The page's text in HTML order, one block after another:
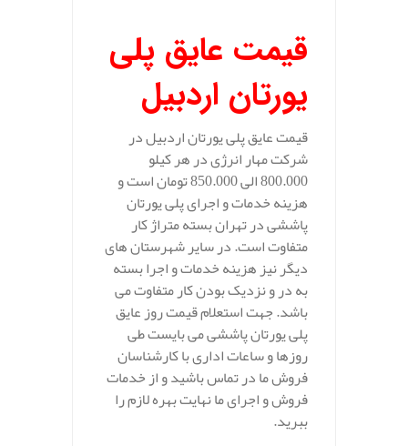
قیمت عایق پلی
یورتان اردبیل
قیمت عایق پلی یورتان اردبیل در
شرکت مهار انرژی در هر کیلو
800.000 الی 850.000 تومان است و
هزینه خدمات و اجرای پلی یورتان
پاششی در تهران بسته متراژ کار
متفاوت است. در سایر شهرستان های
دیگر نیز هزینه خدمات و اجرا بسته
به در و نزدیک بودن کار متفاوت می
باشد. جهت استعلام قیمت روز عایق
پلی یورتان پاششی می بایست طی
روزها و ساعات اداری با کارشناسان
فروش ما در تماس باشید و از خدمات
فروش و اجرای ما نهایت بهره لازم را
ببرید.